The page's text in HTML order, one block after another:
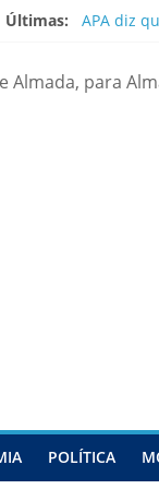
Últimas:
APA diz
Ponte
Situação
Almada, para
POLÍTICA